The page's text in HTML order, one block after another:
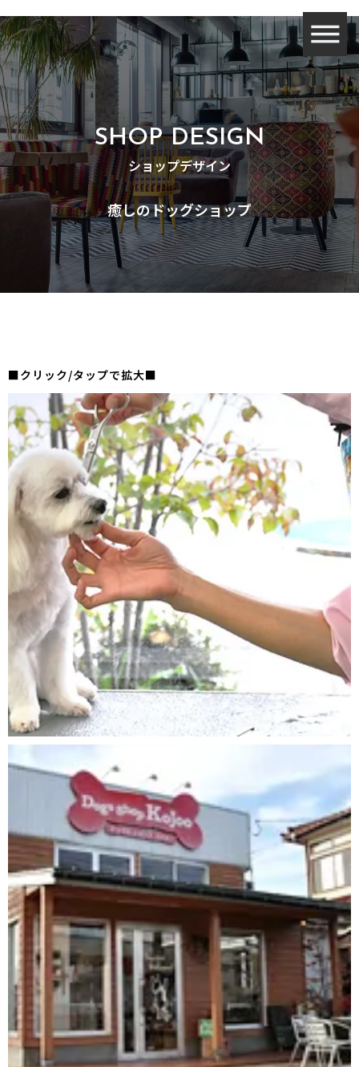
SHOP DESIGN
ショップデザイン
癒しのドッグショップ
■クリック/タップで拡大■